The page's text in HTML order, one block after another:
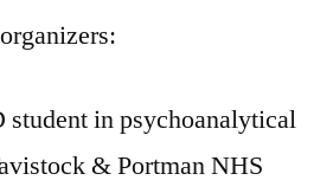
student in psychoanalytical
& Portman NHS